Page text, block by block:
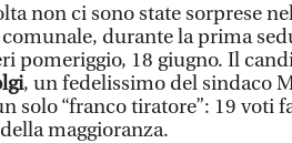
non ci sono state sorprese
durante la prima
pomeriggio, 18 giugno. Il
, un fedelissimo del sindaco
solo “franco tiratore”: 19 voti
maggioranza.